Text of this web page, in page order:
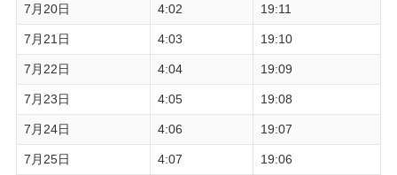
7月20日 4:02 19:11
7月21日 4:03 19:10
7月22日 4:04 19:09
7月23日 4:05 19:08
7月24日 4:06 19:07
7月25日 4:07 19:06